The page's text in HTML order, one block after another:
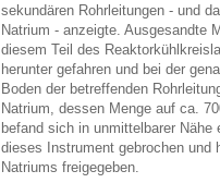
sekundären Rohrleitungen - und
Natrium - anzeigte. Ausgesandte
diesem Teil des
herunter gefahren und bei der
Boden der betreffenden
Natrium, dessen Menge auf ca.
befand sich in unmittelbarer
dieses Instrument gebrochen
Natriums freigegeben.